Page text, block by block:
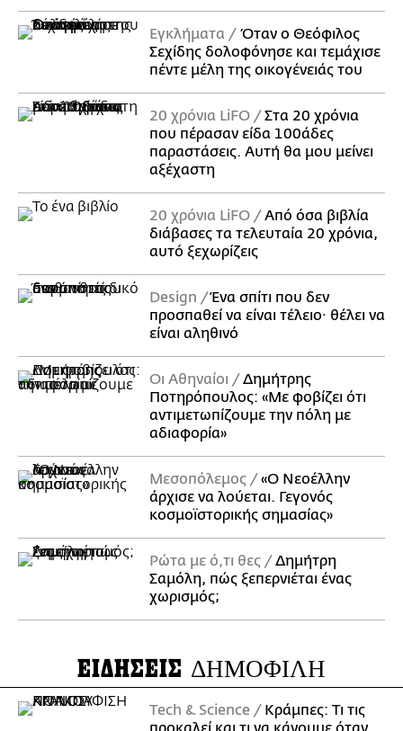
Εγκλήματα
Όταν ο Θεόφιλος
Σεχίδης δολοφόνησε και τεμάχισε
πέντε μέλη της οικογένειάς του
20 χρόνια LiFO
Στα 20 χρόνια
που πέρασαν είδα 100άδες
παραστάσεις. Αυτή θα μου μείνει
αξέχαστη
20 χρόνια LiFO
Από όσα βιβλία
διάβασες τα τελευταία 20 χρόνια,
αυτό ξεχωρίζεις
Design
Ένα σπίτι που δεν
προσπαθεί να είναι τέλειο· θέλει να
είναι αληθινό
Οι Αθηναίοι
Δημήτρης
Ποτηρόπουλος: «Με φοβίζει ότι
αντιμετωπίζουμε την πόλη με
αδιαφορία»
Μεσοπόλεμος
«Ο Νεοέλλην
άρχισε να λούεται. Γεγονός
κοσμοϊστορικής σημασίας»
Ρώτα με ό,τι θες
Δημήτρη
Σαμόλη, πώς ξεπερνιέται ένας
χωρισμός;
ΕΙΔΗΣΕΙΣ ΔΗΜΟΦΙΛΗ
Τech & Science
Κράμπες: Τι τις